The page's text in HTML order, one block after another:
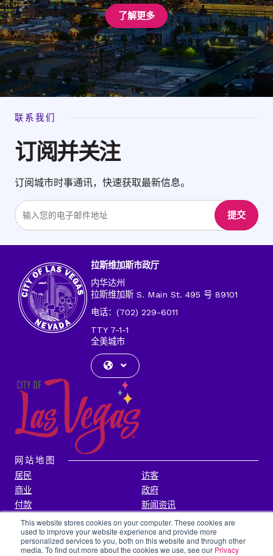
This website stores cookies on your computer. These cookies are
used to improve your website experience and provide more
personalized services to you, both on this website and through other
media. To find out more about the cookies we use, see our Privacy
了解更多
联系我们
订阅并关注
订阅城市时事通讯，快速获取最新信息。
输
入
件
地
址
提交
拉斯维加斯市政厅
内华达州
拉斯维加斯 S. Main St. 495 号 89101
电话：(702) 229-6011
TTY 7-1-1
全美城市
网站地图
居民
访客
商业
政府
付款
新闻资讯
联系我们
城市信息